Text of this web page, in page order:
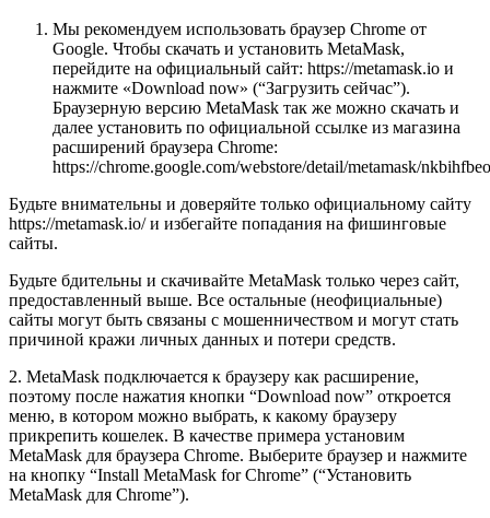
Мы рекомендуем использовать браузер Chrome от
Google. Чтобы скачать и установить MetaMask,
перейдите на официальный сайт: https://metamask.io и
нажмите «Download now» (“Загрузить сейчас”).
Браузерную версию MetaMask так же можно скачать и
далее установить по официальной ссылке из магазина
расширений браузера Chrome:
https://chrome.google.com/webstore/detail/metamask/
Будьте внимательны и доверяйте только официальному сайту
https://metamask.io/ и избегайте попадания на фишинговые
сайты.
Будьте бдительны и скачивайте MetaMask только через сайт,
предоставленный выше. Все остальные (неофициальные)
сайты могут быть связаны с мошенничеством и могут стать
причиной кражи личных данных и потери средств.
2. MetaMask подключается к браузеру как расширение,
поэтому после нажатия кнопки “Download now” откроется
меню, в котором можно выбрать, к какому браузеру
прикрепить кошелек. В качестве примера установим
MetaMask для браузера Chrome. Выберите браузер и нажмите
на кнопку “Install MetaMask for Chrome” (“Установить
MetaMask для Chrome”).